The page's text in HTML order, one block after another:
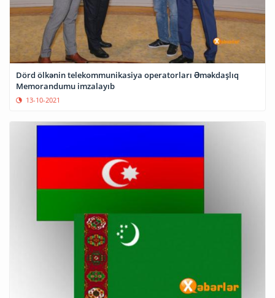
Dörd ölkənin telekommunikasiya operatorları Əməkdaşlıq
Memorandumu imzalayıb
13-10-2021